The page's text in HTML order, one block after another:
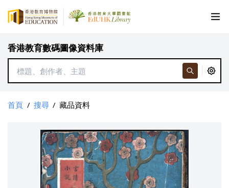
香港教育數碼圖像資料庫
首頁 / 搜尋 / 藏品資料